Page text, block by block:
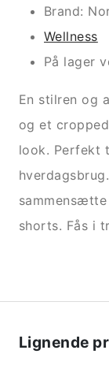
Brand:
Wellness
På lager
En stilren og
og et
look. Perfekt
shorts. Fås i
Lignende